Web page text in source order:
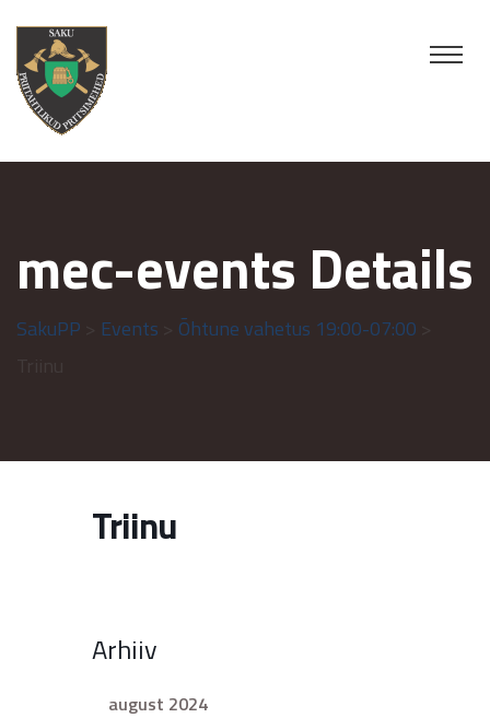
mec-events Details
SakuPP Events Õhtune vahetus 19:00-07:00
Triinu
Arhiiv
august 2024